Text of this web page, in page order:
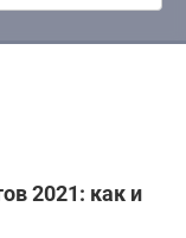
2021: как и